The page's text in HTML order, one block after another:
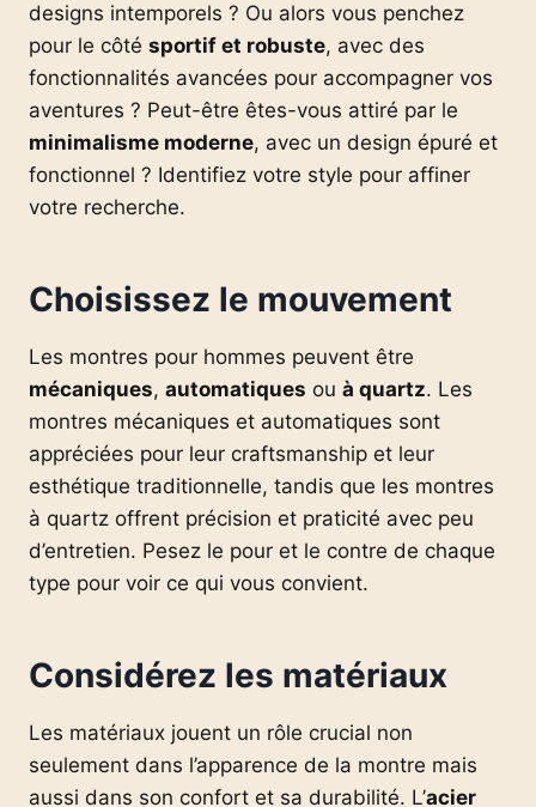
designs intemporels ? Ou alors vous penchez
pour le côté sportif et robuste, avec des
fonctionnalités avancées pour accompagner vos
aventures ? Peut-être êtes-vous attiré par le
minimalisme moderne, avec un design épuré et
fonctionnel ? Identifiez votre style pour affiner
votre recherche.
Choisissez le mouvement
Les montres pour hommes peuvent être
mécaniques, automatiques ou à quartz. Les
montres mécaniques et automatiques sont
appréciées pour leur craftsmanship et leur
esthétique traditionnelle, tandis que les montres
à quartz offrent précision et praticité avec peu
d’entretien. Pesez le pour et le contre de chaque
type pour voir ce qui vous convient.
Considérez les matériaux
Les matériaux jouent un rôle crucial non
seulement dans l’apparence de la montre mais
aussi dans son confort et sa durabilité. L’acier